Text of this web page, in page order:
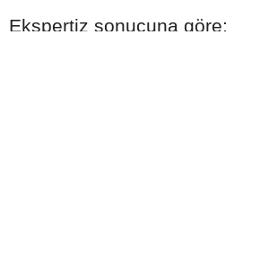
Ekspertiz sonucuna göre: